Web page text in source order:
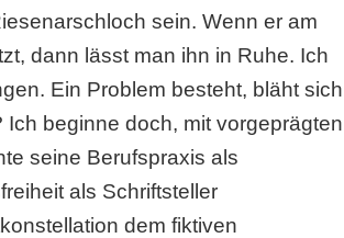
sein. Wenn er am
dann lässt man ihn in Ruhe. Ich
Ein Problem besteht, bläht sich
beginne doch, mit vorgeprägten
seine Berufspraxis als
als Schriftsteller
dem fiktiven